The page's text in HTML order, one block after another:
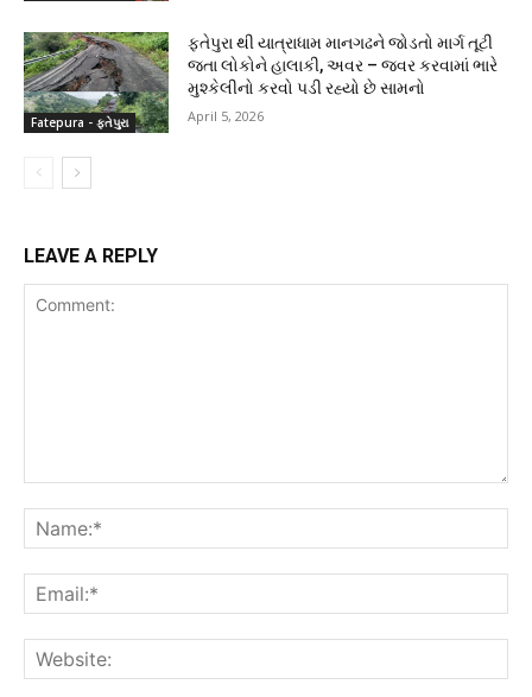
Fatepura - ફતેપુરા
ફતેપુરા થી યાત્રાધામ માનગઢને જોડતો માર્ગ તૂટી
જતા લોકોને હાલાકી, અવર – જવર કરવામાં ભારે
મુશ્કેલીનો કરવો પડી રહ્યો છે સામનો
April 5, 2026
LEAVE A REPLY